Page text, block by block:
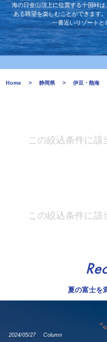
海の日金山頂上に位置する十国峠
ある眺望を楽しむことができます
一番近いリゾートと
Home 静岡県 伊豆・熱海
この絞込条件に
この絞込条件に
夏の富士を
2024/05/27 Column